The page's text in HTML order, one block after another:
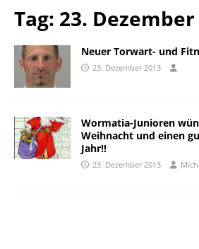
Tag: 23. Dezember
Neuer Torwart- und
23. Dezember 2013
Wormatia-Junioren
Weihnacht und einen
Jahr!!
23. Dezember 2013